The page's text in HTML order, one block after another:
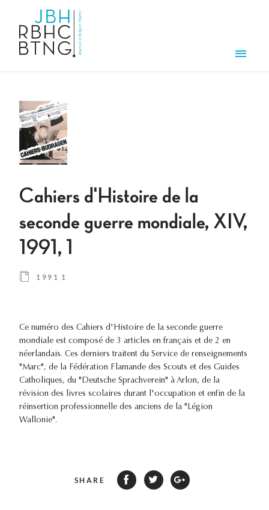
Cahiers d'Histoire de la
seconde guerre mondiale, XIV,
1991, 1
1991 1
Ce numéro des Cahiers d'Histoire de la seconde guerre
mondiale est composé de 3 articles en français et de 2 en
néerlandais. Ces derniers traitent du Service de renseignements
"Marc", de la Fédération Flamande des Scouts et des Guides
Catholiques, du "Deutsche Sprachverein" à Arlon, de la
révision des livres scolaires durant l'occupation et enfin de la
réinsertion professionnelle des anciens de la "Légion
Wallonie".
SHARE